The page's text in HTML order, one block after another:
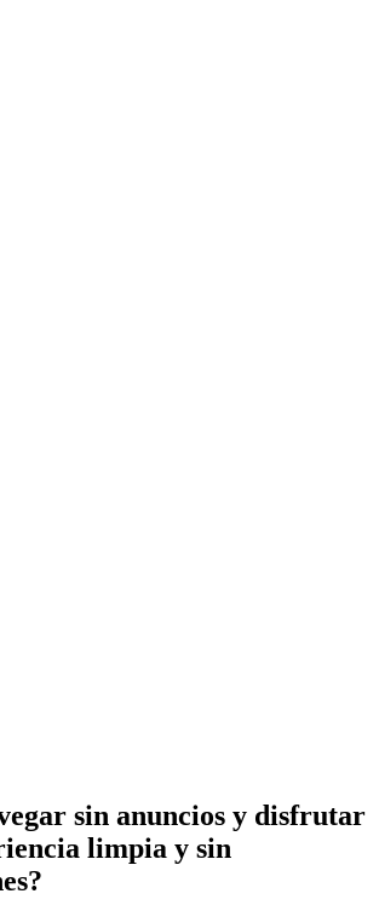
sin anuncios y disfrutar
limpia y sin